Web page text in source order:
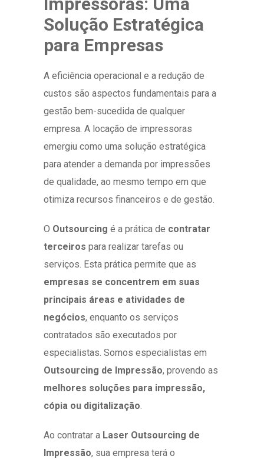
Solução Estratégica
para Empresas
A eficiência operacional e a redução de
custos são aspectos fundamentais para a
gestão bem-sucedida de qualquer
empresa. A locação de impressoras
emergiu como uma solução estratégica
para atender a demanda por impressões
de qualidade, ao mesmo tempo em que
otimiza recursos financeiros e de gestão.
O Outsourcing é a prática de contratar
terceiros para realizar tarefas ou
serviços. Esta prática permite que as
empresas se concentrem em suas
principais áreas e atividades de
negócios, enquanto os serviços
contratados são executados por
especialistas. Somos especialistas em
Outsourcing de Impressão, provendo as
melhores soluções para impressão,
cópia ou digitalização.
Ao contratar a Laser Outsourcing de
Impressão, sua empresa terá o